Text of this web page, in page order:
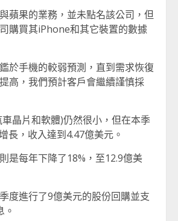
蘋果的業務，並未點名該公司，但
購買其iPhone和其它裝置的數據
於手機的較弱預測，直到需求恢復
高，我們預計客戶會繼續謹慎採
晶片和軟體)仍然很小，但在本季
長，收入達到4.47億美元。
是每年下降了18%，至12.9億美
度進行了9億美元的股份回購並支